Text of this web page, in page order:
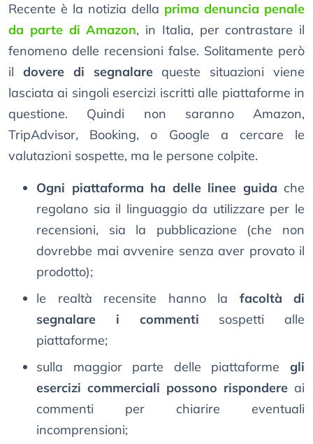
Recente è la notizia della prima denuncia penale
da parte di Amazon, in Italia, per contrastare il
fenomeno delle recensioni false. Solitamente però
il dovere di segnalarequeste situazioni viene
lasciata ai singoli esercizi iscritti alle piattaforme in
questione. Quindi non saranno Amazon,
TripAdvisor, Booking, o Google a cercare le
valutazioni sospette, ma le persone colpite.
Ogni piattaforma ha delle linee guida che
regolano sia il linguaggio da utilizzare per le
recensioni, sia la pubblicazione (che non
dovrebbe mai avvenire senza aver provato il
prodotto);
le realtà recensite hanno la facoltà di
segnalare i commenti sospetti alle
piattaforme;
sulla maggior parte delle piattaforme gli
esercizi commerciali possono rispondere ai
commenti per chiarire eventuali
incomprensioni;